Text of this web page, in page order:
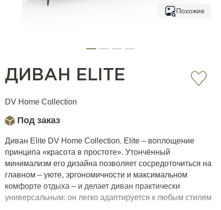
Похожие
ДИВАН ELITE
DV Home Collection
Под заказ
Диван Elite DV Home Collection. Elite – воплощение
принципа «красота в простоте». Утончённый
минимализм его дизайна позволяет сосредоточиться на
главном – уюте, эргономичности и максимальном
комфорте отдыха – и делает диван практически
универсальным: он легко адаптируется к любым стилям